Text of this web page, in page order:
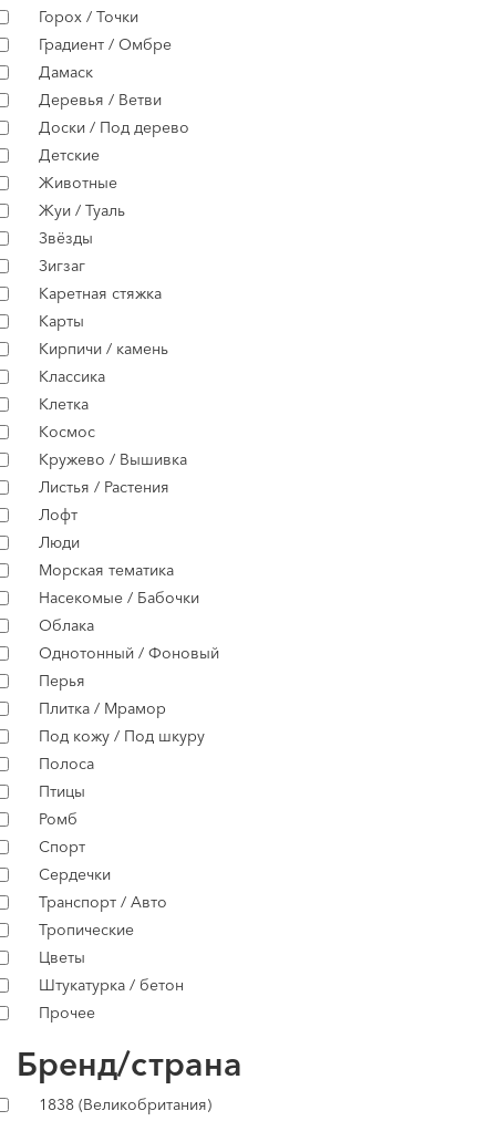
Горох / Точки
Градиент / Омбре
Дамаск
Деревья / Ветви
Доски / Под дерево
Детские
Животные
Жуи / Туаль
Звёзды
Зигзаг
Каретная стяжка
Карты
Кирпичи / камень
Классика
Клетка
Космос
Кружево / Вышивка
Листья / Растения
Лофт
Люди
Морская тематика
Насекомые / Бабочки
Облака
Однотонный / Фоновый
Перья
Плитка / Мрамор
Под кожу / Под шкуру
Полоса
Птицы
Ромб
Спорт
Сердечки
Транспорт / Авто
Тропические
Цветы
Штукатурка / бетон
Прочее
Бренд/страна
1838 (Великобритания)